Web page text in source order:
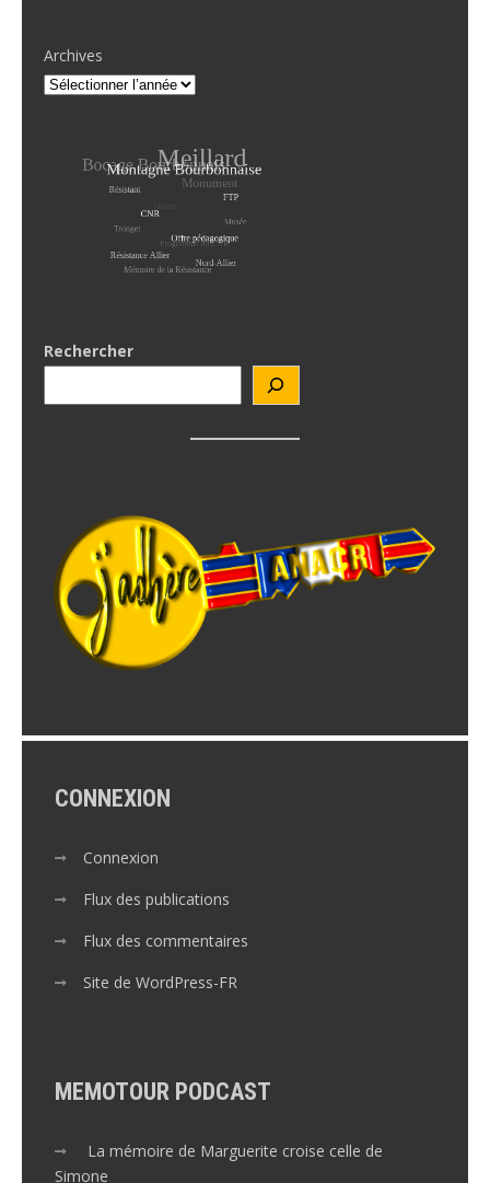
Archives
Rechercher
CONNEXION
Connexion
Flux des publications
Flux des commentaires
Site de WordPress-FR
MEMOTOUR PODCAST
La mémoire de Marguerite croise celle de
Simone